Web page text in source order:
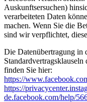
Auskunftsersuchen)
verarbeiteten Daten
machen. Wenn Sie die
sind wir verpflichtet,
Die Datenübertragung
finden Sie hier:
https://
https://
de.facebook.com/help/